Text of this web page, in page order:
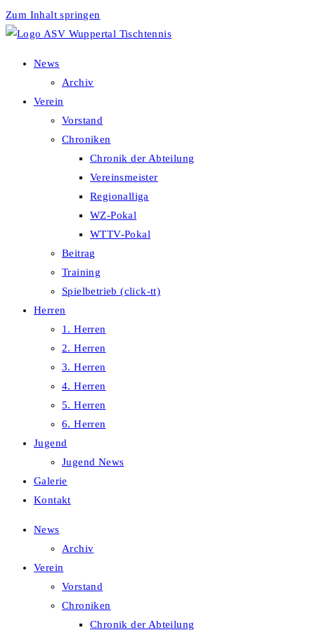
Zum Inhalt springen
News
Archiv
Verein
Vorstand
Chroniken
Chronik der Abteilung
Vereinsmeister
Regionalliga
WZ-Pokal
WTTV-Pokal
Beitrag
Training
Spielbetrieb (click-tt)
Herren
1. Herren
2. Herren
3. Herren
4. Herren
5. Herren
6. Herren
Jugend
Jugend News
Galerie
Kontakt
News
Archiv
Verein
Vorstand
Chroniken
Chronik der Abteilung